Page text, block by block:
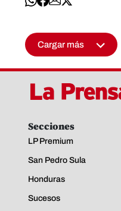
Cargar más
Secciones
LP Premium
San Pedro Sula
Honduras
Sucesos